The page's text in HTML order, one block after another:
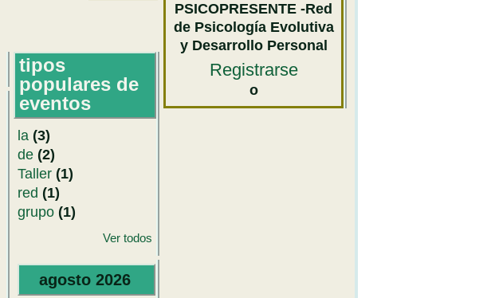
tipos
populares de
eventos
la (3)
de (2)
Taller (1)
red (1)
grupo (1)
Ver todos
agosto 2026
PSICOPRESENTE -Red
de Psicología Evolutiva
y Desarrollo Personal
Registrarse
o